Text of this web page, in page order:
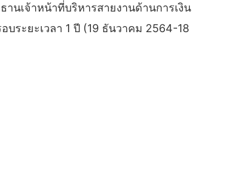
นเจ้าหน้าที่บริหารสายงานด้านการเงิน
ระยะเวลา 1 ปี (19 ธันวาคม​ 2564-18